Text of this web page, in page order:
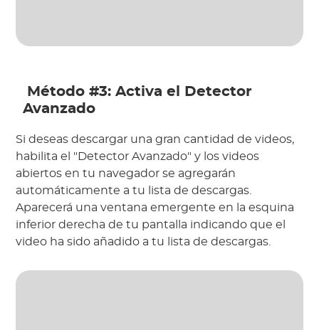
Avanzado
Si deseas descargar una gran cantidad de videos,
habilita el "Detector Avanzado" y los videos
abiertos en tu navegador se agregarán
automáticamente a tu lista de descargas.
Aparecerá una ventana emergente en la esquina
inferior derecha de tu pantalla indicando que el
video ha sido añadido a tu lista de descargas.